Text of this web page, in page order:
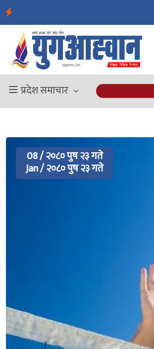
प्रदेश समाचार
08 / २०८० पुष २३ गते
Jan / २०८० पुष २३ गते